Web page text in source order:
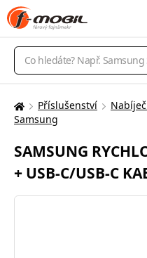
Vyhledávání
Zde
nacházíte:
Příslušenství
Samsung
SAMSUNG
+ USB-C/USB-C